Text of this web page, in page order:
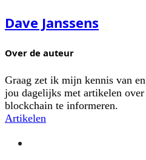
Dave Janssens
Over de auteur
Graag zet ik mijn kennis van
jou dagelijks met artikelen
blockchain te informeren.
Artikelen